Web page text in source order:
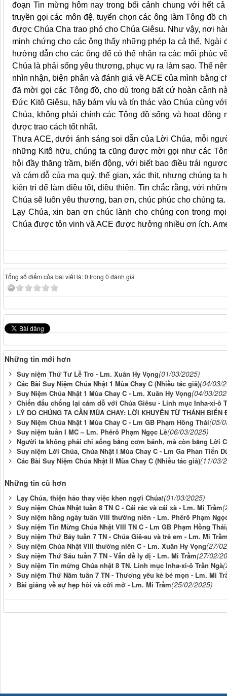
đoạn Tin mừng hôm nay trong bối cảnh chung với hết
truyền gọi các môn đệ, tuyển chọn các ông làm Tông đồ
được Chúa Cha trao phó cho Chúa Giêsu. Như vậy, nơi
minh chứng cho các ông thấy những phép lạ cả thể, Ngài
hướng dẫn cho các ông để có thể nhận ra các mối phúc
Chúa là phải sống yêu thương, phục vụ ra làm sao. Thế
nhìn nhận, biện phân và đánh giá về ACE của mình bằng
đã mời gọi các Tông đồ, cho dù trong bất cứ hoàn cảnh
Đức Kitô Giêsu, hãy bám víu và tín thác vào Chúa cùng
Chúa, không phải chính các Tông đồ sống và hoạt
được trao cách tốt nhất.
Thưa ACE, dưới ánh sáng soi dẫn của Lời Chúa, mỗi
những Kitô hữu, chúng ta cũng được mời gọi như các
hội đầy thăng trầm, biến động, với biết bao điều trái
và cám dỗ của ma quỷ, thế gian, xác thịt, nhưng chúng
kiên trì để làm điều tốt, điều thiện. Tin chắc rằng, với
Chúa sẽ luôn yêu thương, ban ơn, chúc phúc cho chúng ta.
Lạy Chúa, xin ban ơn chúc lành cho chúng con trong
Chúa được tôn vinh và ACE được hưởng nhiều ơn ích.
Tổng số điểm của bài viết là: 0 trong 0 đánh giá
Những tin mới hơn
Suy niệm Thứ Tư Lễ Tro - Lm. Xuân Hy Vọng(01/03/2025)
Các Bài Suy Niệm Chúa Nhật 1 Mùa Chay C (Nhiều tác giả)(04/03/
Suy Niệm Chúa Nhật 1 Mùa Chay C - Lm. Xuân Hy Vọng(04/03/
Chiến đấu chống lại cám dỗ với Chúa Giêsu - Linh mục Inha-xi-ô
LÝ DO CHÚNG TA CẦN MÙA CHAY: LỜI KHUYÊN TỪ THÁNH BIỂN
Suy Niệm Chúa Nhật 1 Mùa Chay C - Lm GB Phạm Hồng Thái(05/
Suy niệm tuần I MC – Lm. Phêrô Phạm Ngọc Lê(06/03/2025)
Người ta không phải chỉ sống bằng cơm bánh, mà còn bằng Lời
Suy niệm Lời Chúa, Chúa Nhật I Mùa Chay C - Lm Ga Phan Tiến
Các Bài Suy Niệm Chúa Nhật II Mùa Chay C (Nhiều tác giả)(11/03/
Những tin cũ hơn
Lạy Chúa, thiện hảo thay việc khen ngợi Chúa!(01/03/2025)
Suy niệm Chúa Nhật tuần 8 TN C - Cái rác và cái xà - Lm. Mi Trầm
Suy niệm hằng ngày tuần VIII thường niên - Lm. Phêrô Phạm
Suy niệm Tin Mừng Chúa Nhật VIII TN C - Lm GB Phạm Hồng Thái
Suy niệm Thứ Bảy tuần 7 TN - Chúa Giê-su và trẻ em - Lm. Mi
Suy niệm Chúa Nhật VIII thường niên C - Lm. Xuân Hy Vọng(27/
Suy niệm Thứ Sáu tuần 7 TN - Vấn đề ly dị - Lm. Mi Trầm(27/02/
Suy niệm Tin mừng Chúa nhật 8 TN. Linh mục Inha-xi-ô Trần Ngà
Suy niệm Thứ Năm tuần 7 TN - Thương yêu kẻ bé mọn - Lm. Mi
Bài giảng về sự hẹp hòi và cởi mở - Lm. Mi Trầm(25/02/2025)